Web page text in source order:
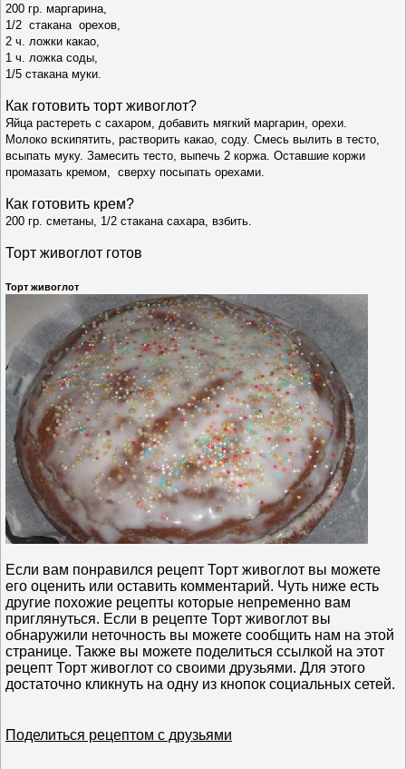
200 гр. маргарина,
1/2 стакана орехов,
2 ч. ложки какао,
1 ч. ложка соды,
1/5 стакана муки.
Как готовить торт живоглот?
Яйца растереть с сахаром, добавить мягкий маргарин, орехи.
Молоко вскипятить, растворить какао, соду. Смесь вылить в тесто,
всыпать муку. Замесить тесто, выпечь 2 коржа. Оставшие коржи
промазать кремом, сверху посыпать орехами.
Как готовить крем?
200 гр. сметаны, 1/2 стакана сахара, взбить.
Торт живоглот готов
Торт живоглот
Если вам понравился рецепт Торт живоглот вы можете
его оценить или оставить комментарий. Чуть ниже есть
другие похожие рецепты которые непременно вам
приглянуться. Если в рецепте Торт живоглот вы
обнаружили неточность вы можете сообщить нам на этой
странице. Также вы можете поделиться ссылкой на этот
рецепт Торт живоглот со своими друзьями. Для этого
достаточно кликнуть на одну из кнопок социальных сетей.
Поделиться рецептом с друзьями